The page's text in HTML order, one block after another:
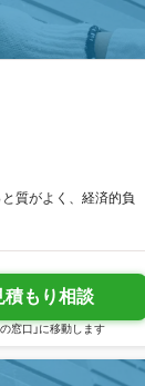
質がよく、経済的負
積もり相談
窓口」に移動します